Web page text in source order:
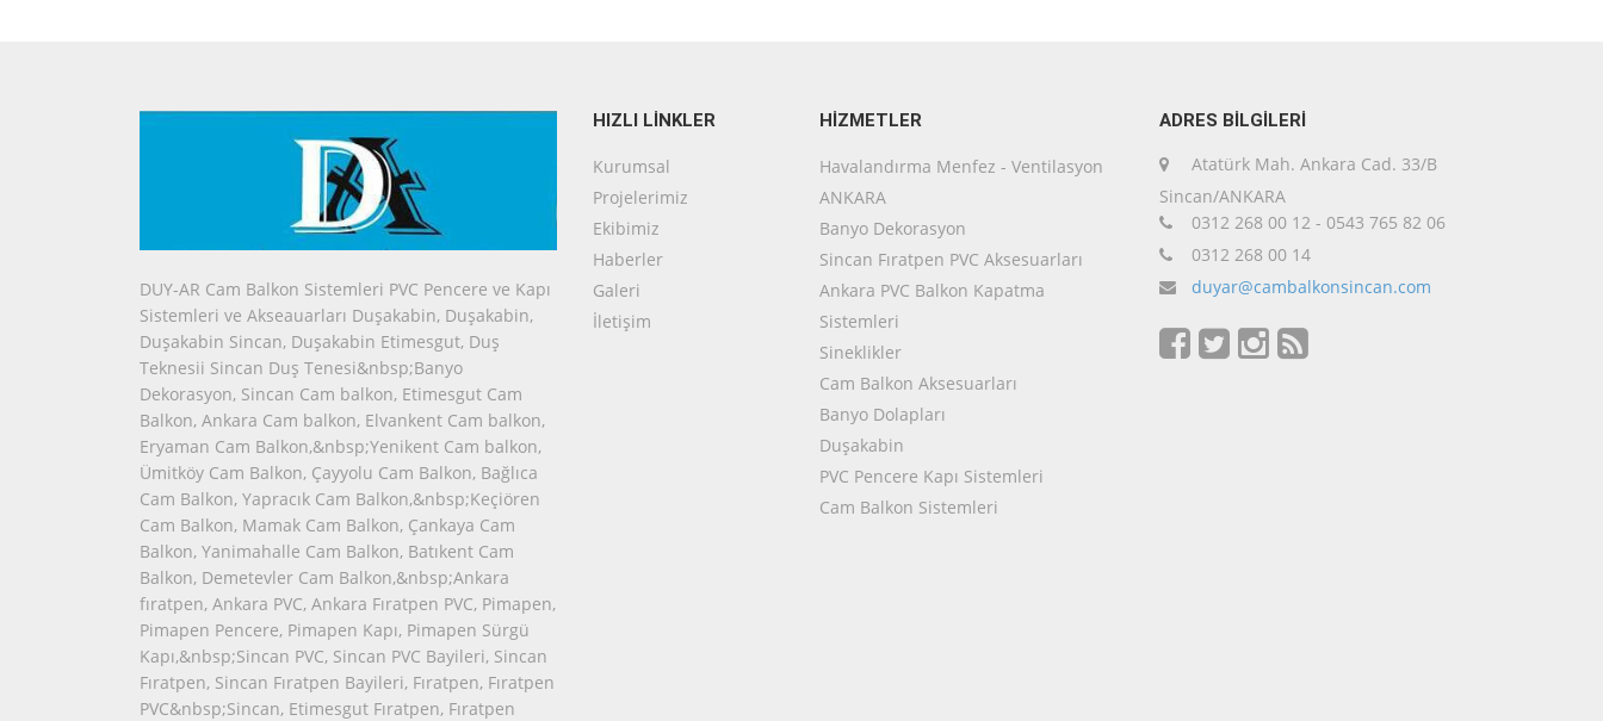
DUY-AR Cam Balkon Sistemleri PVC Pencere ve Kapı
Sistemleri ve Akseauarları Duşakabin, Duşakabin,
Duşakabin Sincan, Duşakabin Etimesgut, Duş
Teknesii Sincan Duş Tenesi&nbsp;Banyo
Dekorasyon, Sincan Cam balkon, Etimesgut Cam
Balkon, Ankara Cam balkon, Elvankent Cam balkon,
Eryaman Cam Balkon,&nbsp;Yenikent Cam balkon,
Ümitköy Cam Balkon, Çayyolu Cam Balkon, Bağlıca
Cam Balkon, Yapracık Cam Balkon,&nbsp;Keçiören
Cam Balkon, Mamak Cam Balkon, Çankaya Cam
Balkon, Yanimahalle Cam Balkon, Batıkent Cam
Balkon, Demetevler Cam Balkon,&nbsp;Ankara
fıratpen, Ankara PVC, Ankara Fıratpen PVC, Pimapen,
Pimapen Pencere, Pimapen Kapı, Pimapen Sürgü
Kapı,&nbsp;Sincan PVC, Sincan PVC Bayileri, Sincan
Fıratpen, Sincan Fıratpen Bayileri, Fıratpen, Fıratpen
PVC&nbsp;Sincan, Etimesgut Fıratpen, Fıratpen
HIZLI LİNKLER
Kurumsal
Projelerimiz
Ekibimiz
Haberler
Galeri
İletişim
HİZMETLER
Havalandırma Menfez - Ventilasyon
ANKARA
Banyo Dekorasyon
Sincan Fıratpen PVC Aksesuarları
Ankara PVC Balkon Kapatma
Sistemleri
Sineklikler
Cam Balkon Aksesuarları
Banyo Dolapları
Duşakabin
PVC Pencere Kapı Sistemleri
Cam Balkon Sistemleri
ADRES BİLGİLERİ
Atatürk Mah. Ankara Cad. 33/B
Sincan/ANKARA
0312 268 00 12 - 0543 765 82 06
0312 268 00 14
duyar@cambalkonsincan.com